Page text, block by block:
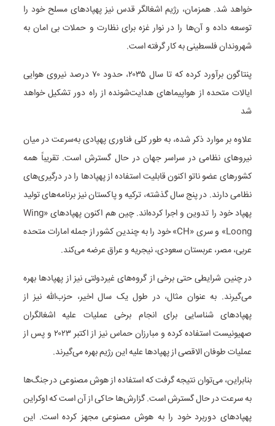
خواهد شد. همزمان، رژیم اشغالگر قدس نیز پهپادهای مسلح خود را
توسعه داده و آن‌ها را در نوار غزه برای نظارت و حملات بی امان به
شهروندان فلسطینی به کار گرفته است.
پنتاگون برآورد کرده که تا سال ۲۰۳۵، حدود ۷۰ درصد نیروی هوایی
ایالات متحده از هواپیماهای هدایت‌شونده از راه دور تشکیل خواهد
شد
علاوه بر موارد ذکر شده، به طور کلی فناوری پهپادی به‌سرعت در میان
نیروهای نظامی در سراسر جهان در حال گسترش است. تقریباً همه
کشورهای عضو ناتو اکنون قابلیت استفاده از پهپادها را در درگیری‌های
نظامی دارند. در پنج سال گذشته، ترکیه و پاکستان نیز برنامه‌های تولید
پهپاد خود را تدوین و اجرا کرده‌اند. چین هم اکنون پهپادهای «Wing
Loong» و سری «CH» خود را به چندین کشور از جمله امارات متحده
عربی، مصر، عربستان سعودی، نیجریه و عراق عرضه می‌کند.
در چنین شرایطی حتی برخی از گروه‌های غیردولتی نیز از پهپادها بهره
می‌گیرند. به عنوان مثال، در طول یک سال اخیر، حزب‌الله نیز از
پهپادهای شناسایی برای انجام برخی عملیات علیه اشغالگران
صهیونیست استفاده کرده و مبارزان حماس نیز از اکتبر ۲۰۲۳ و پس از
عملیات طوفان الاقصی از پهپادها علیه این رژیم بهره می‌گیرند.
بنابراین، می‌توان نتیجه گرفت که استفاده از هوش مصنوعی در جنگ‌ها
به سرعت در حال گسترش است. گزارش‌ها حاکی از آن است که اوکراین
پهپادهای دوربرد خود را به هوش مصنوعی مجهز کرده است. این